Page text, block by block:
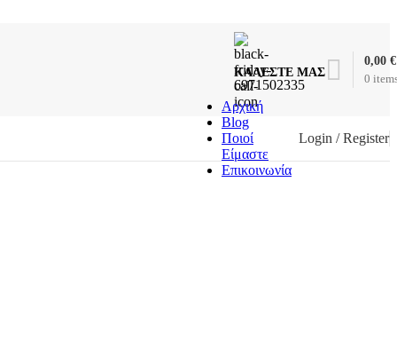
ΚΑΛΕΣΤΕ ΜΑΣ
6971502335 0
0,00 €
Αρχική
Blog
Ποιοί
Είμαστε
Επικοινωνία
Login / Register